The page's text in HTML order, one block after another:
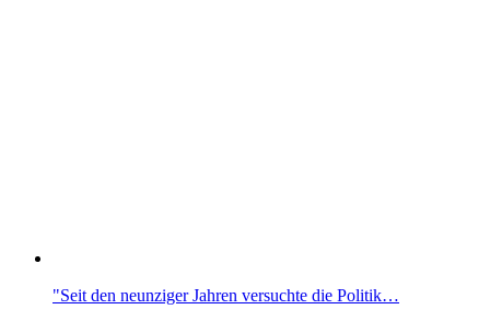
"Seit den neunziger Jahren versuchte die Politik…